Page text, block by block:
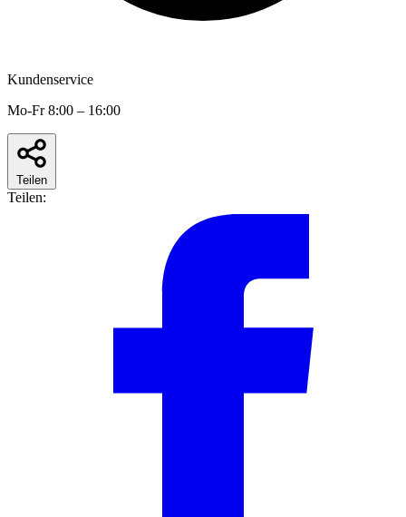
Kundenservice
Mo-Fr 8:00 – 16:00
Teilen
Teilen: